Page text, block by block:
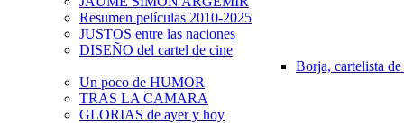
Resumen películas 2010-2025
JUSTOS entre las naciones
DISEÑO del cartel de cine
Borja, cartelista
Un poco de HUMOR
TRAS LA CAMARA
GLORIAS de ayer y hoy